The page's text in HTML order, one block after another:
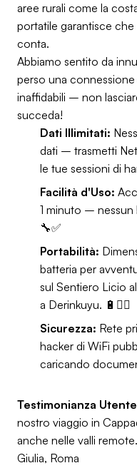
aree rurali come la
portatile garantisce
conta.
Abbiamo sentito da
perso una
inaffidabili – non
succeda!
Dati Illimitati:
dati – trasmetti
le tue sessioni di
Facilità d'Uso:
1 minuto –
🔧✅
Portabilità:
batteria per
sul Sentiero Licio
a Derinkuyu. 🔋🏃‍♂️
Sicurezza: Rete
hacker di WiFi
caricando
Testimonianza
nostro viaggio in
anche nelle valli
Giulia, Roma